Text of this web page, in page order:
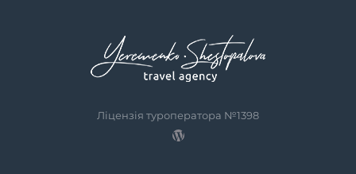
Ліцензія туроператора №1398